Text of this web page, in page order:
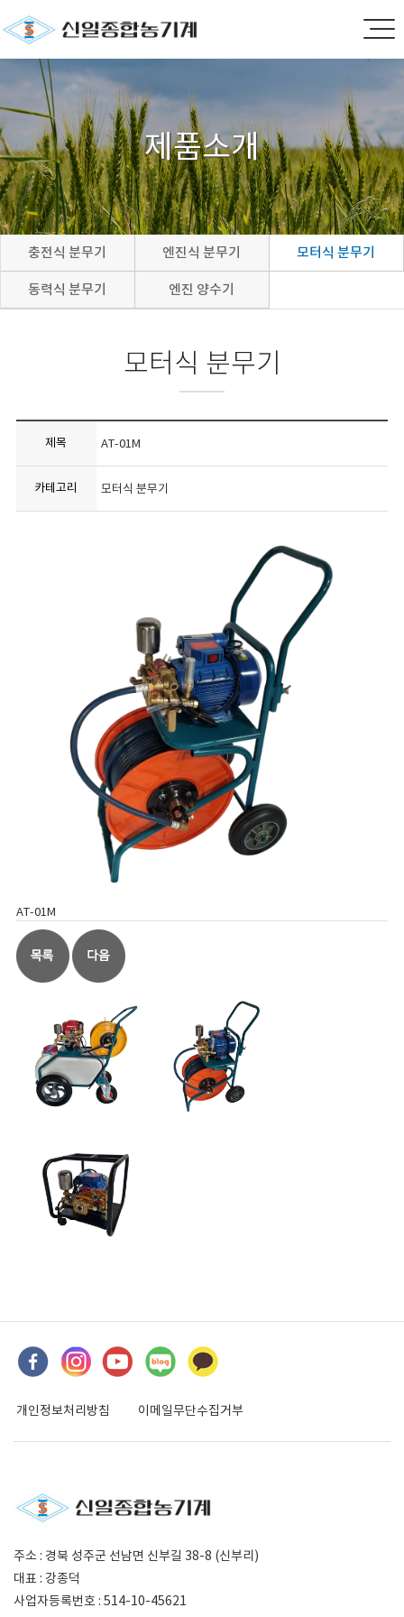
제품소개
충전식 분무기 엔진식 분무기 모터식 분무기
동력식 분무기 엔진 양수기
모터식 분무기
제목 AT-01M
카테고리 모터식 분무기
AT-01M
개인정보처리방침 이메일무단수집거부
주소 : 경북 성주군 선남면 신부길 38-8 (신부리)
대표 : 강종덕
사업자등록번호 : 514-10-45621